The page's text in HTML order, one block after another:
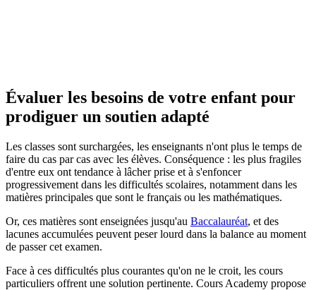
Évaluer les besoins de votre enfant pour
prodiguer un soutien adapté
Les classes sont surchargées, les enseignants n'ont plus le temps de
faire du cas par cas avec les élèves. Conséquence : les plus fragiles
d'entre eux ont tendance à lâcher prise et à s'enfoncer
progressivement dans les difficultés scolaires, notamment dans les
matières principales que sont le français ou les mathématiques.
Or, ces matières sont enseignées jusqu'au Baccalauréat, et des
lacunes accumulées peuvent peser lourd dans la balance au moment
de passer cet examen.
Face à ces difficultés plus courantes qu'on ne le croit, les cours
particuliers offrent une solution pertinente. Cours Academy propose